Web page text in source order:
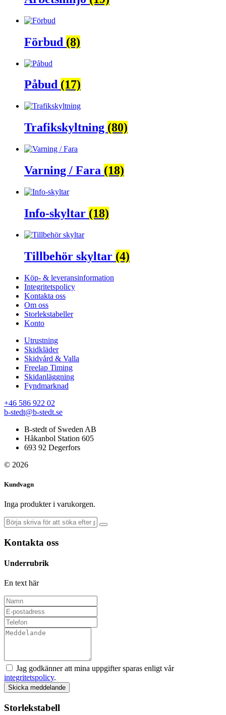
Förbud (8)
Påbud (17)
Trafikskyltning (80)
Varning / Fara (18)
Info-skyltar (18)
Tillbehör skyltar (4)
Köp- & leveransinformation
Integritetspolicy
Kontakta oss
Om oss
Storlekstabeller
Konto
Utrustning
Skidkläder
Skidvård & Valla
Freelap Timing
Skidanläggning
Fyndmarknad
+46 586 922 02
b-stedt@b-stedt.se
B-stedt of Sweden AB
Håkanbol Station 605
693 92 Degerfors
© 2026
Kundvagn
Inga produkter i varukorgen.
Kontakta oss
Underrubrik
En text här
Jag godkänner att mina uppgifter sparas enligt vår
integritetspolicy.
Skicka meddelande
Storlekstabell